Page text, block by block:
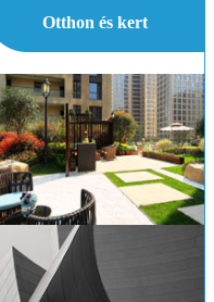
Otthon és kert